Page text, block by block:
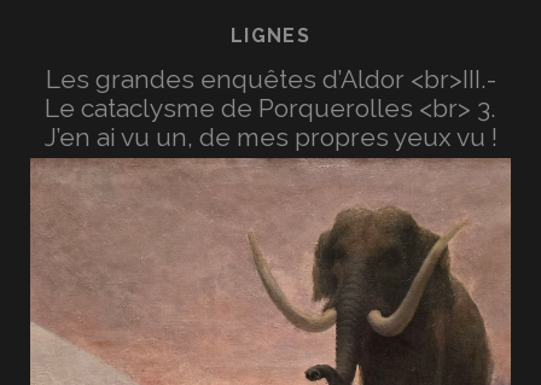
LIGNES
Les grandes enquêtes d’Aldor <br>III.-
Le cataclysme de Porquerolles <br> 3.
J’en ai vu un, de mes propres yeux vu !